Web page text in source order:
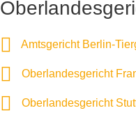
Amtsgericht Berlin-
Oberlandesgericht
Oberlandesgericht